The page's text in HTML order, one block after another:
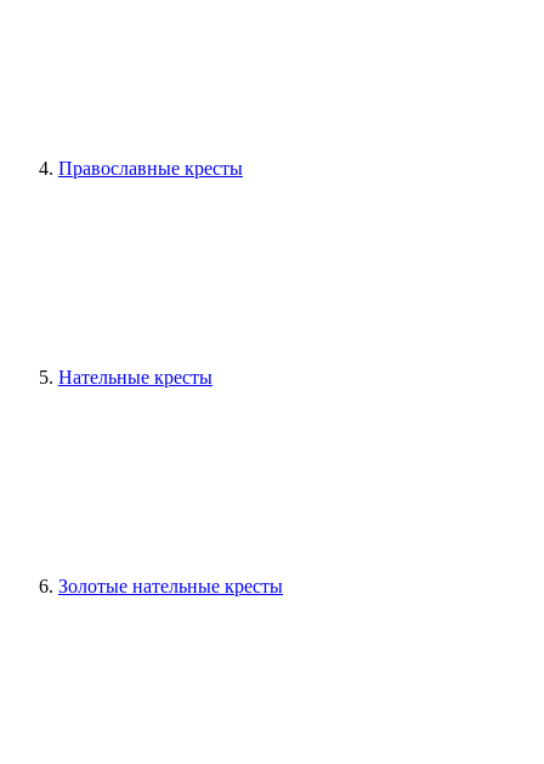
Православные кресты
Нательные кресты
Золотые нательные кресты